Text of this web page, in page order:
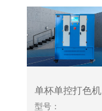
单杯单控打色机
型号：